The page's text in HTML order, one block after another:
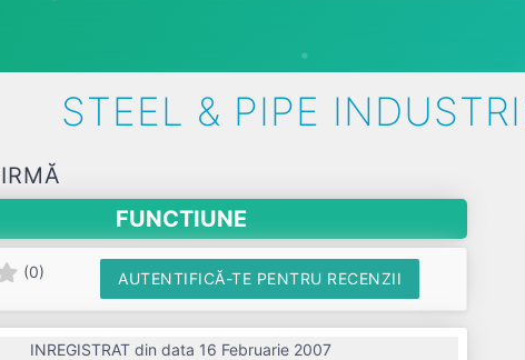
STEEL & PIPE
FUNCTIUNE
(0) AUTENTIFICĂ-TE PENTRU RECENZII
INREGISTRAT din data 16 Februarie 2007